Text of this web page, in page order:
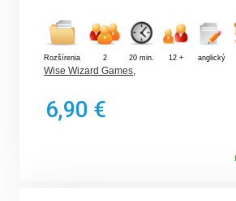
Rozšírenia 2 20 min. 12 + anglický
Wise Wizard Games,
6,90 €